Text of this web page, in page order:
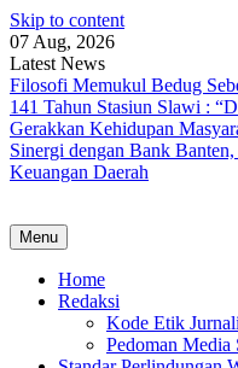
Skip to content
07 Aug, 2026
Latest News
Filosofi Memukul Bedug
141 Tahun Stasiun Slawi :
Gerakkan Kehidupan
Sinergi dengan Bank
Keuangan Daerah
Menu
Home
Redaksi
Kode Etik
Pedoman Media